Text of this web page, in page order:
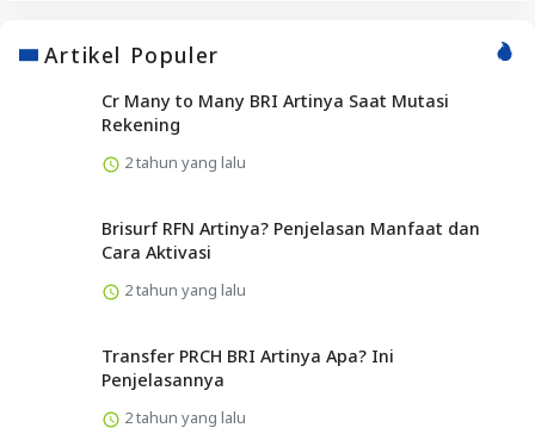
Artikel Populer
Cr Many to Many BRI Artinya Saat Mutasi
Rekening
2 tahun yang lalu
Brisurf RFN Artinya? Penjelasan Manfaat dan
Cara Aktivasi
2 tahun yang lalu
Transfer PRCH BRI Artinya Apa? Ini
Penjelasannya
2 tahun yang lalu